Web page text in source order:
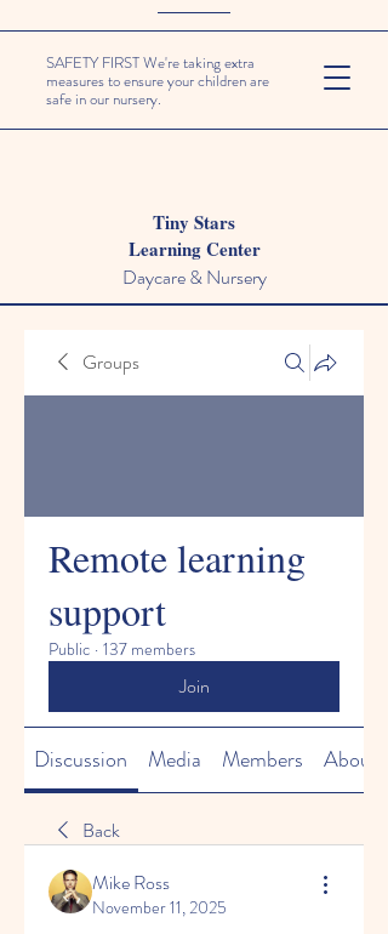
SAFETY FIRST We're taking extra
measures to ensure your children are
safe in our nursery.
Tiny Stars
Learning Center
Daycare & Nursery
Groups
Remote learning
support
Public · 137 members
Join
Discussion Media Members About
Back
Mike Ross
November 11, 2025